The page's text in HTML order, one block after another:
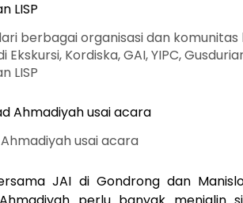
berbagai organisasi dan komunitas
Ekskursi, Kordiska, GAI, YIPC,
LISP
usai acara
JAI di Gondrong dan